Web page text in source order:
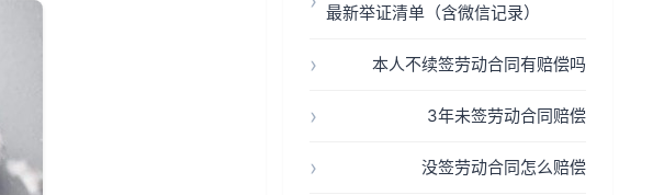
最新举证清单（含微信记录）
本人不续签劳动合同有赔偿吗
3年未签劳动合同赔偿
没签劳动合同怎么赔偿